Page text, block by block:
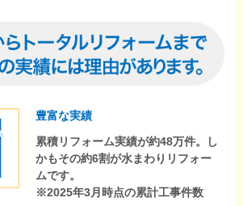
豊富な実績
累積リフォーム実績が約48万件。し
かもその約6割が水まわりリフォー
ムです。
※2025年3月時点の累計工事件数